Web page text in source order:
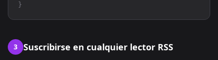
}
3 Suscribirse en cualquier lector RSS